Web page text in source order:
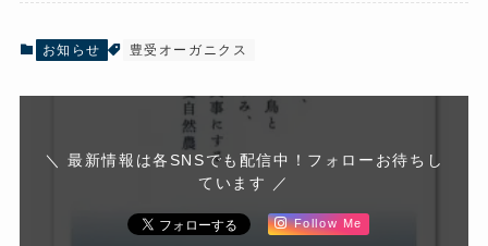
お知らせ 豊受オーガニクス
＼ 最新情報は各SNSでも配信中！フォローお待ちし
ています ／
Follow Me